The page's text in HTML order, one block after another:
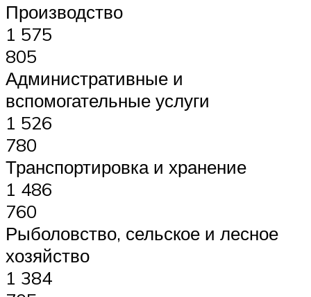
Производство
1 575
805
Административные и
вспомогательные услуги
1 526
780
Транспортировка и хранение
1 486
760
Рыболовство, сельское и лесное
хозяйство
1 384